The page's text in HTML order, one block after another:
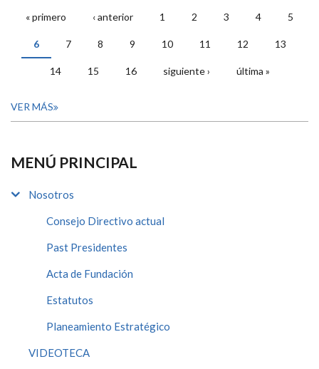
PÁGINAS
« primero ‹ anterior 1 2 3 4 5
6 7 8 9 10 11 12 13
14 15 16 siguiente › última »
VER MÁS
MENÚ PRINCIPAL
Nosotros
Consejo Directivo actual
Past Presidentes
Acta de Fundación
Estatutos
Planeamiento Estratégico
VIDEOTECA